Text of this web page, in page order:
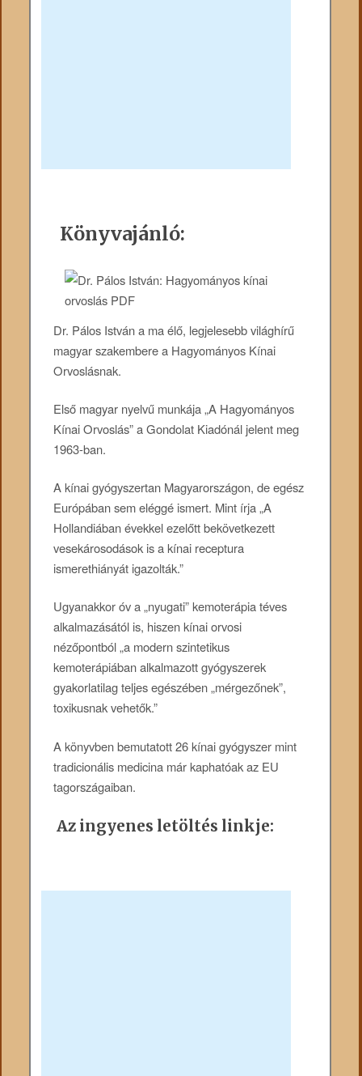
Könyvajánló:
Dr. Pálos István a ma élő, legjelesebb világhírű
magyar szakembere a Hagyományos Kínai
Orvoslásnak.
Első magyar nyelvű munkája „A Hagyományos
Kínai Orvoslás” a Gondolat Kiadónál jelent meg
1963-ban.
A kínai gyógyszertan Magyarországon, de egész
Európában sem eléggé ismert. Mint írja „A
Hollandiában évekkel ezelőtt bekövetkezett
vesekárosodások is a kínai receptura
ismerethiányát igazolták.”
Ugyanakkor óv a „nyugati” kemoterápia téves
alkalmazásától is, hiszen kínai orvosi
nézőpontból „a modern szintetikus
kemoterápiában alkalmazott gyógyszerek
gyakorlatilag teljes egészében „mérgezőnek”,
toxikusnak vehetők.”
A könyvben bemutatott 26 kínai gyógyszer mint
tradicionális medicina már kaphatóak az EU
tagországaiban.
Az ingyenes letöltés linkje: